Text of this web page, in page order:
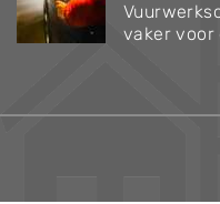
vaker voor